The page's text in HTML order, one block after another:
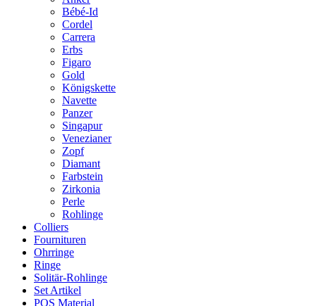
Bébé-Id
Cordel
Carrera
Erbs
Figaro
Gold
Königskette
Navette
Panzer
Singapur
Venezianer
Zopf
Diamant
Farbstein
Zirkonia
Perle
Rohlinge
Colliers
Fournituren
Ohrringe
Ringe
Solitär-Rohlinge
Set Artikel
POS Material